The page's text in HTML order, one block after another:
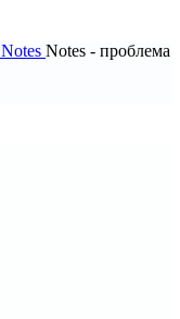
Notes Notes - проблема